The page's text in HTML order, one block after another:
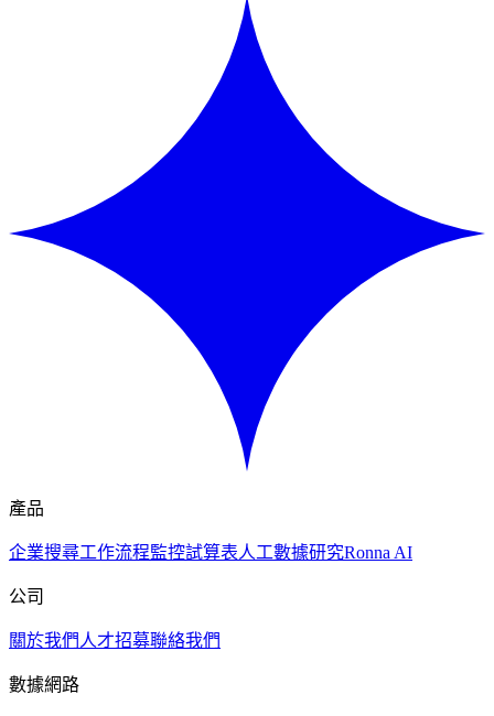
產品
企業搜尋工作流程監控試算表人工數據研究Ronna AI
公司
關於我們 人才招募聯絡我們
數據網路